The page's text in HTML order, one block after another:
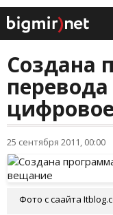
Создана
25 сентября 2011, 00:00
Фото с саайта